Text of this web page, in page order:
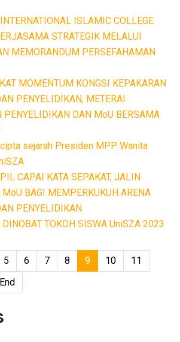
ISLAMIC COLLEGE
STRATEGIK MELALUI
MEMORANDUM PERSEFAHAMAN
MOMENTUM KONGSI KEPAKARAN
PENYELIDIKAN, METERAI
PENYELIDIKAN DAN MoU BERSAMA
sejarah Presiden MPP Wanita
CAPAI KATA SEPAKAT, JALIN
BAGI MEMPERKUKUH ARENA
PENYELIDIKAN
DINOBAT TOKOH SISWA UniSZA 2023
5 6 7 8 9 10
11
End